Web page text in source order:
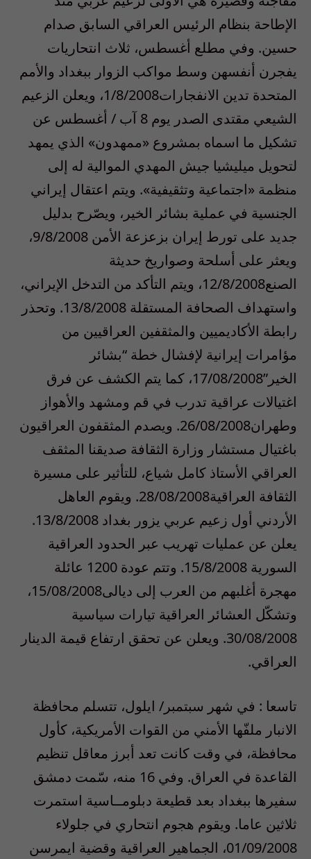
الإطاحة بنظام الرئيس العراقي السابق صدام
حسين. وفي مطلع أغسطس، ثلاث انتحاريات
يفجرن أنفسهن وسط مواكب الزوار ببغداد والأمم
المتحدة تدين الانفجارات1/8/2008، ويعلن الزعيم
الشيعي مقتدى الصدر يوم 8 آب / أغسطس عن
تشكيل ما اسماه بمشروع «ممهدون» الذي يمهد
لتحويل ميليشيا جيش المهدي الموالية له إلى
منظمة «اجتماعية وتثقيفية». ويتم اعتقال إيراني
الجنسية في عملية بشائر الخير، ويصّرح بدليل
جديد على تورط إيران بزعزعة الأمن 9/8/2008،
ويعثر على أسلحة وصواريخ حديثة
الصنع12/8/2008، ويتم التأكد من التدخل الإيراني،
واستهداف الصحافة المستقلة 13/8/2008. وتحذر
رابطة الأكاديميين والمثقفين العراقيين من
مؤامرات إيرانية لإفشال خطة “بشائر
الخير”17/08/2008، كما يتم الكشف عن فرق
اغتيالات عراقية تدرب في قم ومشهد والأهواز
وطهران26/08/2008. ويصدم المثقفون العراقيون
باغتيال مستشار وزارة الثقافة صديقنا المثقف
العراقي الأستاذ كامل شياع، للتأثير على مسيرة
الثقافة العراقية28/08/2008. ويقوم العاهل
الأردني أول زعيم عربي يزور بغداد 13/8/2008.
يعلن عن عمليات تهريب عبر الحدود العراقية
السورية 15/8/2008. وتتم عودة 1200 عائلة
مهجرة أغلبهم من العرب إلى ديالى15/08/2008،
وتشكّل العشائر العراقية تيارات سياسية
30/08/2008. ويعلن عن تحقق ارتفاع قيمة الدينار
العراقي.
تاسعا : في شهر سبتمبر/ ايلول، تتسلم محافظة
الانبار ملفّها الأمني من القوات الأمريكية، كأول
محافظة، في وقت كانت تعد أبرز معاقل تنظيم
القاعدة في العراق. وفي 16 منه، سّمت دمشق
سفيرها ببغداد بعد قطيعة دبلومــاسية استمرت
ثلاثين عاما. ويقوم هجوم انتحاري في جلولاء
01/09/2008، الجماهير العراقية وقضية ايمرسن